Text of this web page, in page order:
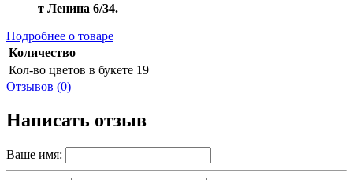
т Ленина 6/34.
Подробнее о товаре
Количество
Кол-во цветов в букете 19
Отзывов (0)
Написать отзыв
Ваше имя: